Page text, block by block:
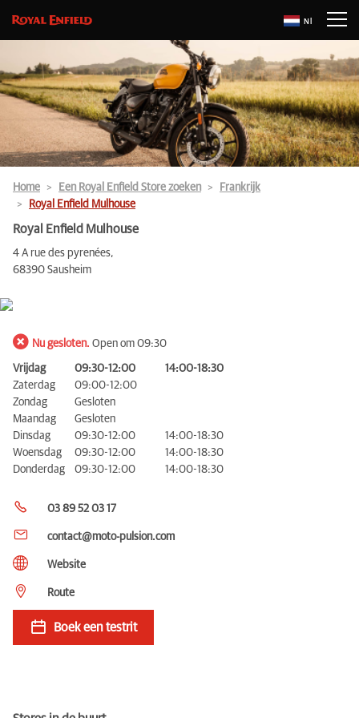
Nl
Home Een Royal Enfield Store zoeken
Frankrijk
Royal Enfield Mulhouse
Royal Enfield Mulhouse
4 A rue des pyrenées,
68390 Sausheim
Nu gesloten. Open om 09:30
Vrijdag 09:30-12:00
14:00-18:30
Zaterdag
09:00-12:00
Zondag
Gesloten
Maandag
Gesloten
Dinsdag
09:30-12:00
14:00-18:30
Woensdag
09:30-12:00
14:00-18:30
Donderdag
09:30-12:00 14:00-18:30
03 89 52 03 17
contact@moto-pulsion.com
Website
Route
Boek een testrit